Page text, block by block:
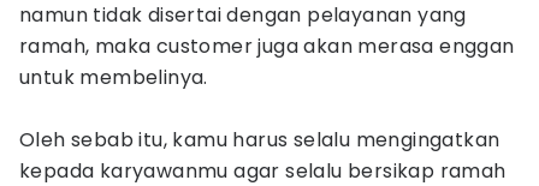
namun tidak disertai dengan pelayanan yang
ramah, maka customer juga akan merasa enggan
untuk membelinya.
Oleh sebab itu, kamu harus selalu mengingatkan
kepada karyawanmu agar selalu bersikap ramah